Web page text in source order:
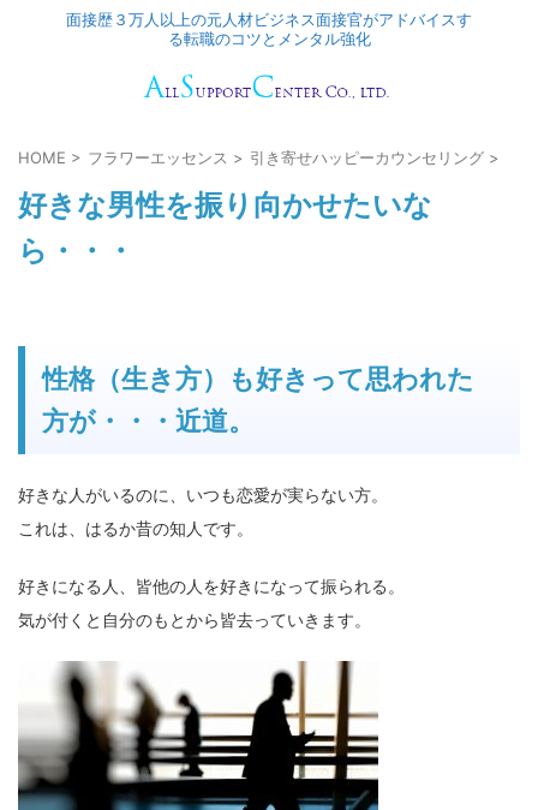
面接歴３万人以上の元人材ビジネス面接官がアドバイスす
る転職のコツとメンタル強化
HOME > フラワーエッセンス > 引き寄せハッピーカウンセリング >
好きな男性を振り向かせたいな
ら・・・
性格（生き方）も好きって思われた
方が・・・近道。
好きな人がいるのに、いつも恋愛が実らない方。
これは、はるか昔の知人です。
好きになる人、皆他の人を好きになって振られる。
気が付くと自分のもとから皆去っていきます。